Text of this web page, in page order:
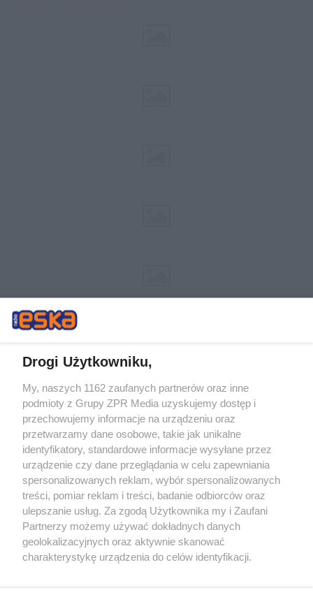
Żaden utwór zamieszczony w serwisie nie może być powielany i
rozpowszechniany lub dalej rozpowszechniany w jakikolwiek sposób (w
tym także elektroniczny lub mechaniczny) na jakimkolwiek polu
eksploatacji w jakiejkolwiek formie, włącznie z umieszczaniem w
Internecie bez pisemnej zgody właściciela praw. Jakiekolwiek użycie lub
wykorzystanie utworów w całości lub w części z naruszeniem prawa,
tzn. bez właściwej zgody, jest zabronione pod groźbą kary i może być
ścigane prawnie.
Drogi Użytkowniku,
My, naszych 1162 zaufanych partnerów oraz inne
podmioty z Grupy ZPR Media uzyskujemy dostęp i
przechowujemy informacje na urządzeniu oraz
przetwarzamy dane osobowe, takie jak unikalne
identyfikatory, standardowe informacje wysyłane przez
urządzenie czy dane przeglądania w celu zapewniania
spersonalizowanych reklam, wybór spersonalizowanych
treści, pomiar reklam i treści, badanie odbiorców oraz
ulepszanie usług. Za zgodą Użytkownika my i Zaufani
Partnerzy możemy używać dokładnych danych
geolokalizacyjnych oraz aktywnie skanować
charakterystykę urządzenia do celów identyfikacji.